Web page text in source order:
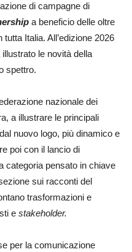
di campagne di
a beneficio delle oltre
Italia. All’edizione 2026
le novità della
spettro.
nazionale dei
a illustrare le principali
nuovo logo, più dinamico e
poi con il lancio di
categoria pensato in chiave
sui racconti del
trasformazioni e
e stakeholder.
per la comunicazione